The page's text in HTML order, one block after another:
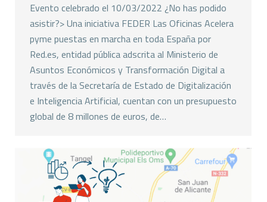
Evento celebrado el 10/03/2022 ¿No has podido
asistir?> Una iniciativa FEDER Las Oficinas Acelera
pyme puestas en marcha en toda España por
Red.es, entidad pública adscrita al Ministerio de
Asuntos Económicos y Transformación Digital a
través de la Secretaría de Estado de Digitalización
e Inteligencia Artificial, cuentan con un presupuesto
global de 8 millones de euros, de…